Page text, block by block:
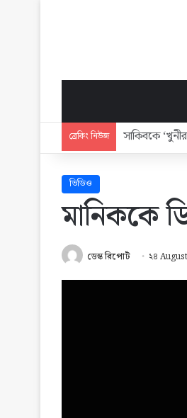
ব্রেকিং নিউজ প্রধানমন্ত্রীর
ভিডিও
মানিককে
ডেস্ক রিপোর্ট ২৪